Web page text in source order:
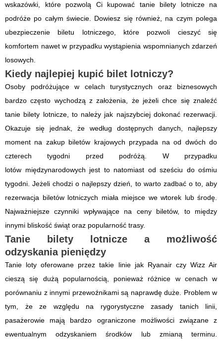
wskazówki, które pozwolą Ci kupować tanie bilety lotnicze na
podróże po całym świecie. Dowiesz się również, na czym polega
ubezpieczenie biletu lotniczego, które pozwoli cieszyć się
komfortem nawet w przypadku wystąpienia wspomnianych zdarzeń
losowych.
Kiedy najlepiej kupić bilet lotniczy?
Osoby podróżujące w celach turystycznych oraz biznesowych
bardzo często wychodzą z założenia, że jeżeli chce się znaleźć
tanie bilety lotnicze, to należy jak najszybciej dokonać rezerwacji.
Okazuje się jednak, że według dostępnych danych, najlepszy
moment na zakup biletów krajowych przypada na od dwóch do
czterech tygodni przed podróżą. W przypadku
lotów międzynarodowych jest to natomiast od sześciu do ośmiu
tygodni. Jeżeli chodzi o najlepszy dzień, to warto zadbać o to, aby
rezerwacja biletów lotniczych miała miejsce we wtorek lub środę.
Najważniejsze czynniki wpływające na ceny biletów, to między
innymi bliskość świąt oraz popularność trasy.
Tanie bilety lotnicze a możliwość
odzyskania pieniędzy
Tanie loty oferowane przez takie linie jak Ryanair czy Wizz Air
cieszą się dużą popularnością, ponieważ różnice w cenach w
porównaniu z innymi przewoźnikami są naprawdę duże. Problem w
tym, że ze względu na rygorystyczne zasady tanich linii,
pasażerowie mają bardzo ograniczone możliwości związane z
ewentualnym odzyskaniem środków lub zmianą terminu.